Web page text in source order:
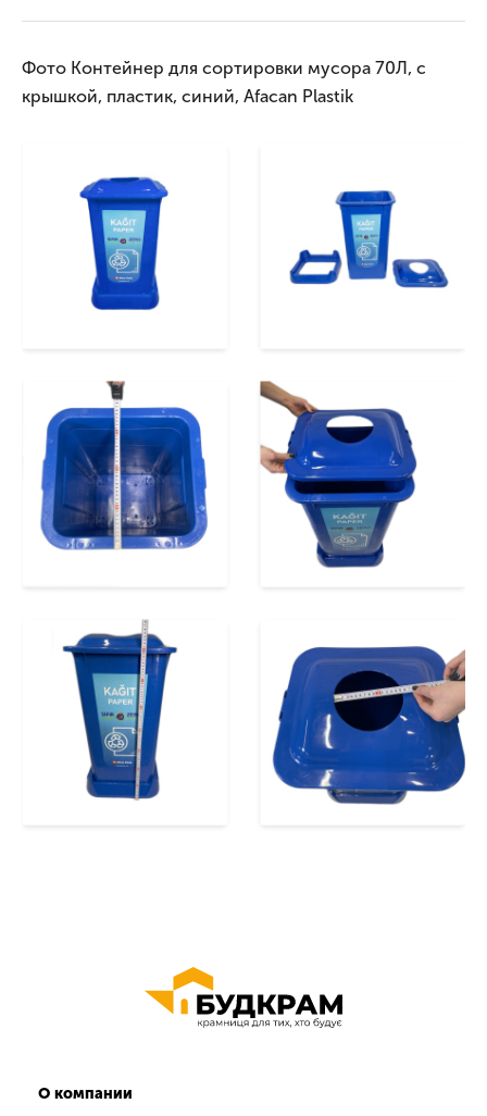
Фото Контейнер для сортировки мусора 70Л, с
крышкой, пластик, синий, Afacan Plastik
О компании